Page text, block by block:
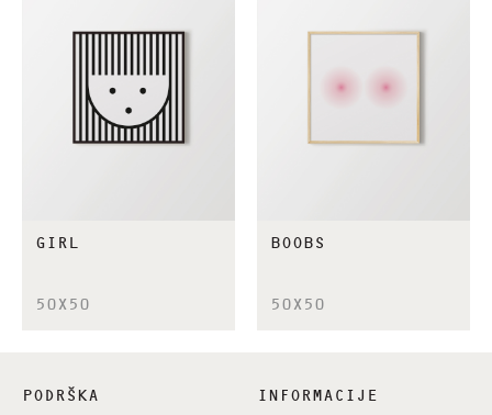
GIRL
50X50
BOOBS
50X50
PODRŠKA INFORMACIJE